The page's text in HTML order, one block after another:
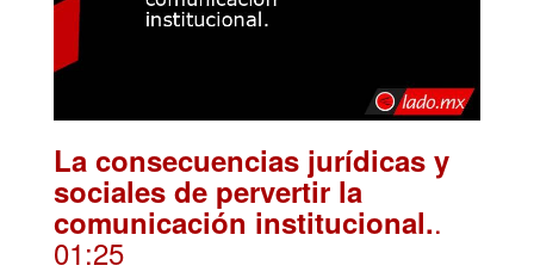
La consecuencias jurídicas y
sociales de pervertir la
comunicación institucional..
01:25